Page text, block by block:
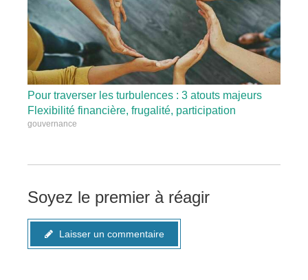
Pour traverser les turbulences : 3 atouts majeurs
Flexibilité financière, frugalité, participation
gouvernance
Soyez le premier à réagir
Laisser un commentaire